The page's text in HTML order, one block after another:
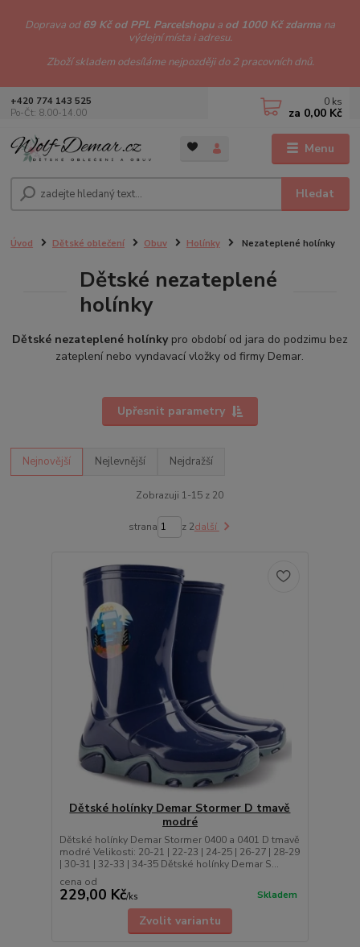
Doprava od69 Kč od PPL Parcelshopu a od 1000 Kč zdarma na
výdejní místa i adresu.
Zboží skladem odesíláme nejpozději do 2 pracovních dnů.
Menu
Hledat
+420 774 143 525
Po-Čt: 8.00-14.00
0 ks
za 0,00 Kč
Úvod Dětské oblečení Obuv Holínky Nezateplené holínky
Dětské nezateplené
holínky
Dětské nezateplené holínky pro období od jara do podzimu bez
zateplení nebo vyndavací vložky od firmy Demar.
Upřesnit parametry
Nejnovější Nejlevnější Nejdražší
Zobrazuji 1-15 z 20
strana z 2další
Dětské holínky Demar Stormer D tmavě
modré
Dětské holínky Demar Stormer 0400 a 0401 D tmavě
modré Velikosti: 20-21 | 22-23 | 24-25 | 26-27 | 28-29
| 30-31 | 32-33 | 34-35 Dětské holínky Demar S...
cena od
229,00 Kč/ks Skladem
Zvolit variantu